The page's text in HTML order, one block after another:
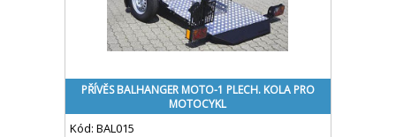
PŘÍVĚS BALHANGER MOTO-1 PLECH. KOLA PRO
MOTOCYKL
Kód: BAL015